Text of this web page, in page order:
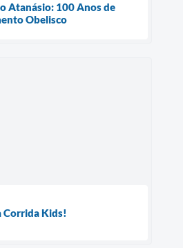
Atanásio: 100 Anos de
Obelisco
Corrida Kids!